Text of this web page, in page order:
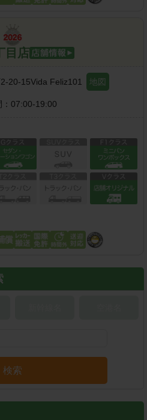
目店
20-15Vida Feliz101 地図
07:00-19:00
検索